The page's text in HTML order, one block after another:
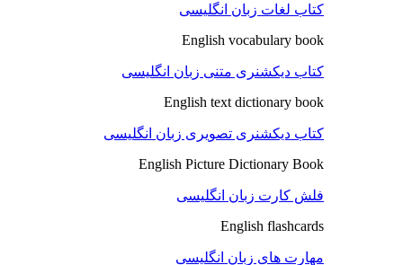
کتاب لغات زبان انگلیسی
English vocabulary book
کتاب دیکشنری متنی زبان انگلیسی
English text dictionary book
کتاب دیکشنری تصویری زبان انگلیسی
English Picture Dictionary Book
فلش کارت زبان انگلیسی
English flashcards
مهارت های زبان انگلیسی